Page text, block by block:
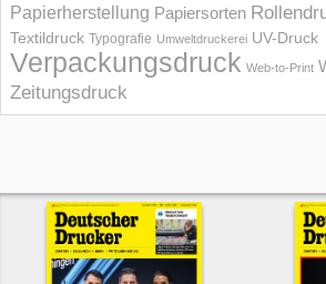
Papierherstellung Papiersorten
Textildruck Typografie Umweltdruckerei UV-Druck
Verpackungsdruck Web-to-Print
Zeitungsdruck